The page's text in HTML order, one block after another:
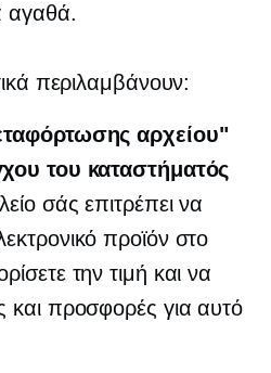
αγαθά.
περιλαμβάνουν:
αρχείου"
του καταστήματός
σάς επιτρέπει να
προϊόν στο
την τιμή και να
και προσφορές για αυτό